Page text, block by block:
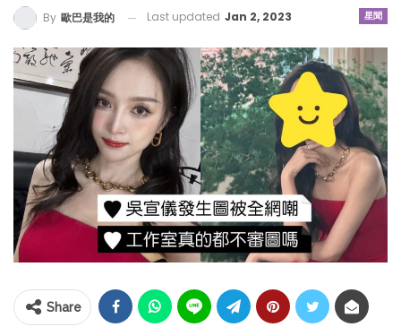
星聞
By 歐巴是我的 Last updated Jan 2, 2023
Share